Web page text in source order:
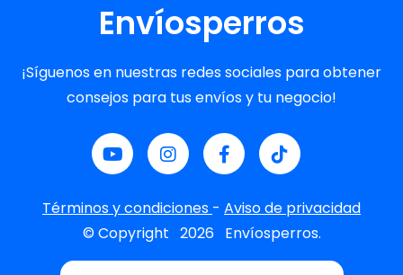
Envíosperros
¡Síguenos en nuestras redes sociales para obtener
consejos para tus envíos y tu negocio!
Términos y condiciones - Aviso de privacidad
© Copyright 2026 Envíosperros.